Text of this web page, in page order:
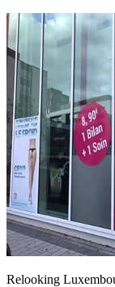
Relooking